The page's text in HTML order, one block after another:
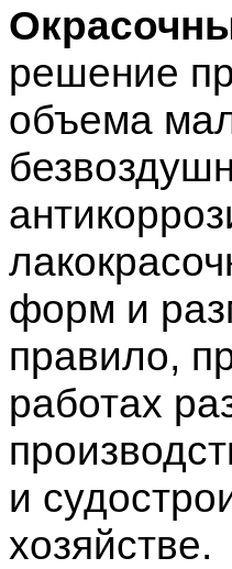
решение
объема
форм и
правило,
работах
и
хозяйстве.